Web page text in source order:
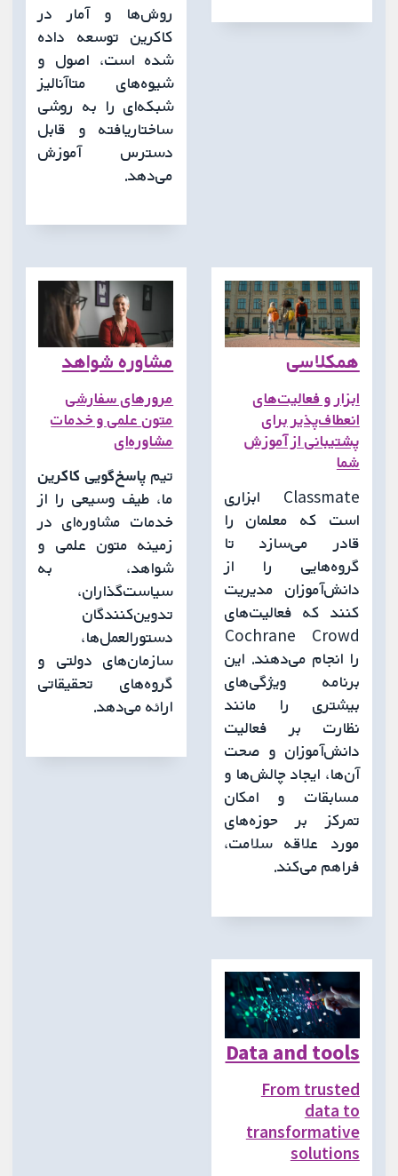
روش‌ها و آمار در
کاکرین توسعه داده
شده است، اصول و
شیوه‌های متاآنالیز
شبکه‌ای را به روشی
ساختاریافته و قابل
دسترس آموزش
می‌دهد.
همکلاسی
ابزار و فعالیت‌های
انعطاف‌پذیر برای
پشتیبانی از آموزش
شما
Classmate ابزاری
است که معلمان را
قادر می‌سازد تا
گروه‌هایی را از
دانش‌آموزان مدیریت
کنند که فعالیت‌های
Cochrane Crowd
را انجام می‌دهند. این
برنامه ویژگی‌های
بیشتری را مانند
نظارت بر فعالیت
دانش‌آموزان و صحت
آن‌ها، ایجاد چالش‌ها و
مسابقات و امکان
تمرکز بر حوزه‌های
مورد علاقه سلامت،
فراهم می‌کند.
مشاوره شواهد
مرورهای سفارشی
متون علمی و خدمات
مشاوره‌ای
تیم پاسخ‌گویی کاکرین
ما، طیف وسیعی را از
خدمات مشاوره‌ای در
زمینه متون علمی و
شواهد، به
سیاست‌گذاران،
تدوین‌کنندگان
دستورالعمل‌ها،
سازمان‌های دولتی و
گروه‌های تحقیقاتی
ارائه می‌دهد.
Data and tools
From trusted
data to
transformative
solutions